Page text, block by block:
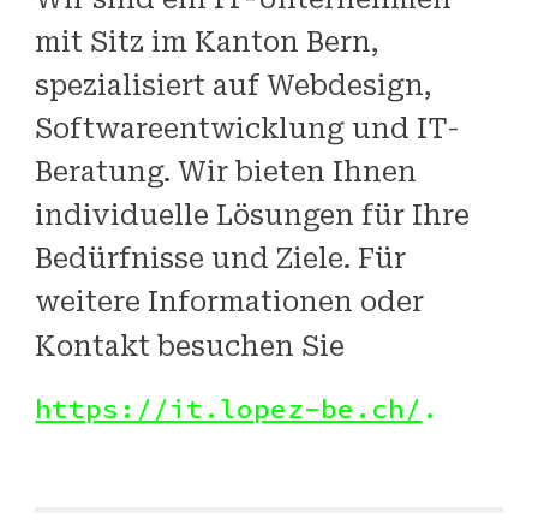
mit Sitz im Kanton Bern,
spezialisiert auf Webdesign,
Softwareentwicklung und IT-
Beratung. Wir bieten Ihnen
individuelle Lösungen für Ihre
Bedürfnisse und Ziele. Für
weitere Informationen oder
Kontakt besuchen Sie
https://it.lopez-be.ch/ .